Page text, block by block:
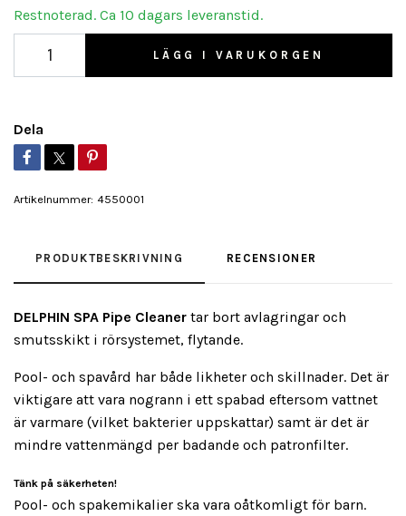
Restnoterad. Ca 10 dagars leveranstid.
LÄGG I VARUKORGEN
Dela
Artikelnummer: 4550001
PRODUKTBESKRIVNING RECENSIONER
DELPHIN SPA Pipe Cleaner tar bort avlagringar och
smutsskikt i rörsystemet, flytande.
Pool- och spavård har både likheter och skillnader. Det är
viktigare att vara nogrann i ett spabad eftersom vattnet
är varmare (vilket bakterier uppskattar) samt är det är
mindre vattenmängd per badande och patronfilter.
Tänk på säkerheten!
Pool- och spakemikalier ska vara oåtkomligt för barn.